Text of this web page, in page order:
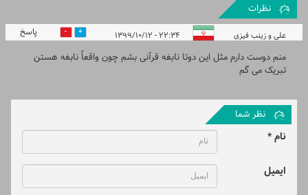
نظرات
علی و زینب فیزی ۲۲:۳۴ - ۱۳۹۹/۱۰/۱۲ پاسخ
منم دوست دارم مثل این دوتا نابغه قرآنی بشم چون واقعاً نابغه هستن
تبریک می گم
نظر شما
نام *
ایمیل